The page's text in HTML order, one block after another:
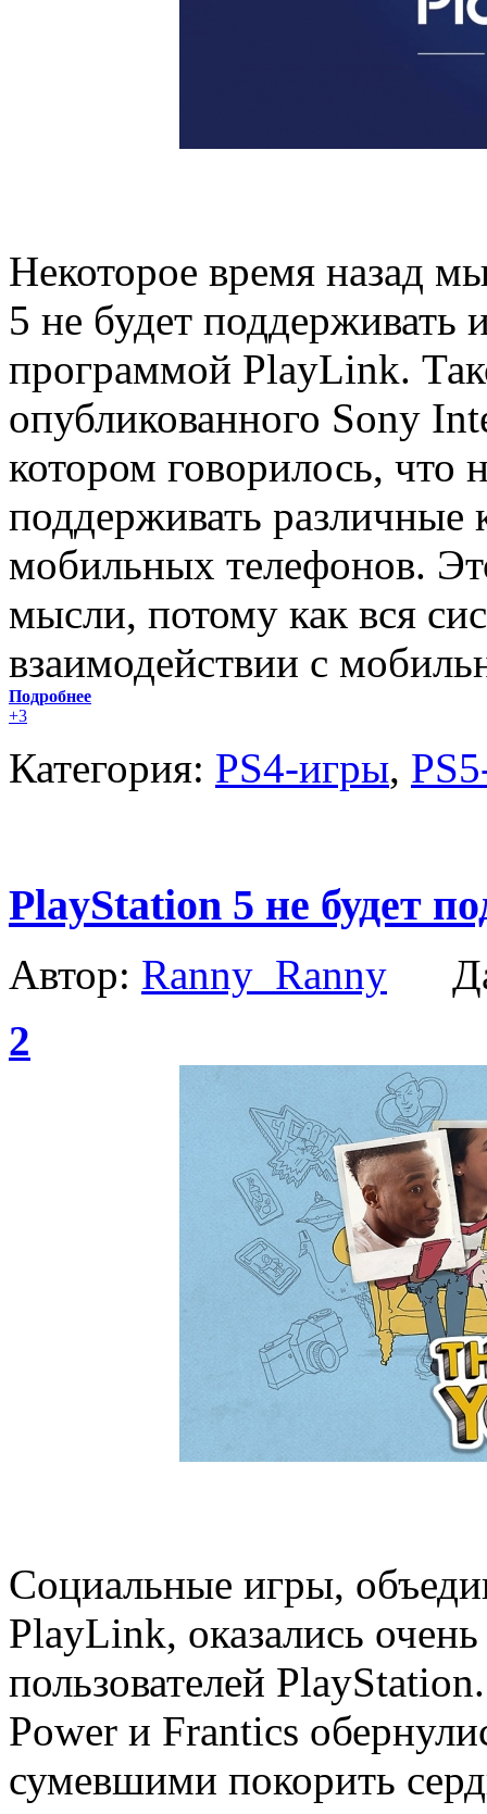
Некоторое время назад
5 не будет поддерживать
программой PlayLink.
опубликованного Sony
котором говорилось, что
поддерживать
мобильных телефонов.
мысли, потому как вся
взаимодействии с
Подробнее
+3
Категория: PS4-игры,
PlayStation 5 не будет
Автор: Ranny_Ranny
2
Социальные игры,
PlayLink, оказались
пользователей
Power и Frantics
сумевшими покорить